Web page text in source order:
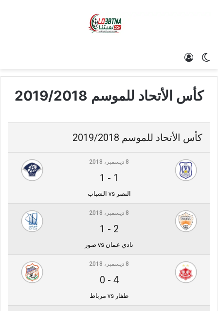
الوضع المظلم
كأس الأتحاد للموسم 2019/2018
كأس الأتحاد للموسم 2019/2018
8 ديسمبر، 2018
1
-
1
النصر vs الشباب
8 ديسمبر، 2018
2
-
1
نادي عمان vs صور
8 ديسمبر، 2018
4
-
0
ظفار vs مرباط